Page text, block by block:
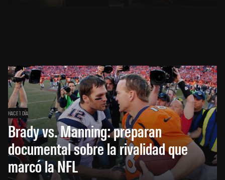
HACE 1 DÍA
Brady vs. Manning: preparan
documental sobre la rivalidad que
marcó la NFL